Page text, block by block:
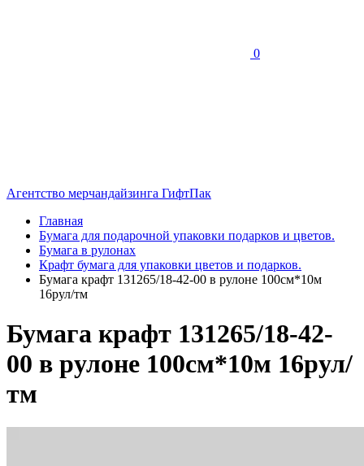
0
Агентство мерчандайзинга ГифтПак
Главная
Бумага для подарочной упаковки подарков и цветов.
Бумага в рулонах
Крафт бумага для упаковки цветов и подарков.
Бумага крафт 131265/18-42-00 в рулоне 100см*10м
16рул/тм
Бумага крафт 131265/18-42-
00 в рулоне 100см*10м 16рул/
тм